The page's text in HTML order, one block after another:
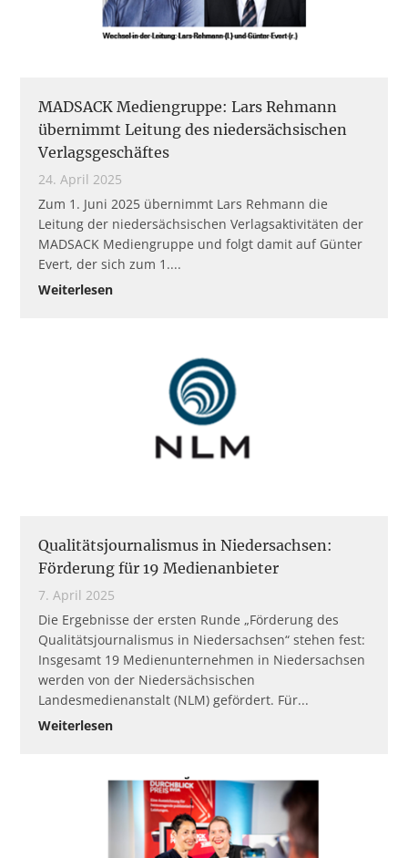
MADSACK Mediengruppe: Lars Rehmann
übernimmt Leitung des niedersächsischen
Verlagsgeschäftes
24. April 2025
Zum 1. Juni 2025 übernimmt Lars Rehmann die
Leitung der niedersächsischen Verlagsaktivitäten der
MADSACK Mediengruppe und folgt damit auf Günter
Evert, der sich zum 1.
Weiterlesen
Qualitätsjournalismus in Niedersachsen:
Förderung für 19 Medienanbieter
7. April 2025
Die Ergebnisse der ersten Runde „Förderung des
Qualitätsjournalismus in Niedersachsen“ stehen fest:
Insgesamt 19 Medienunternehmen in Niedersachsen
werden von der Niedersächsischen
Landesmedienanstalt (NLM) gefördert. Für
Weiterlesen